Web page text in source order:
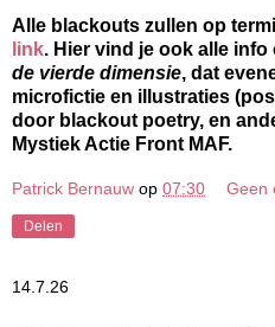
Alle blackouts zullen op
link. Hier vind je ook alle info
de vierde dimensie, dat
microfictie en illustraties
door blackout poetry, en
Mystiek Actie Front MAF.
Patrick Bernauw op 07:30 Geen
Delen
14.7.26